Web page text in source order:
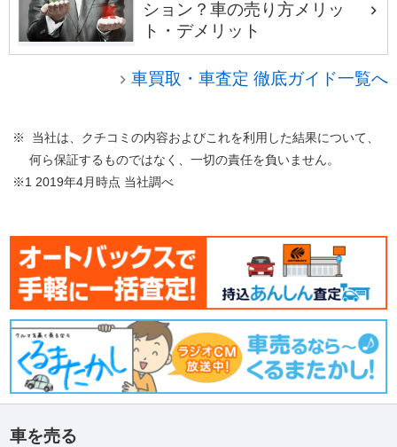
ション？車の売り方メリッ
ト・デメリット
車買取・車査定 徹底ガイド一覧へ
※ 当社は、クチコミの内容およびこれを利用した結果について、
何ら保証するものではなく、一切の責任を負いません。
※1 2019年4月時点 当社調べ
車を売る